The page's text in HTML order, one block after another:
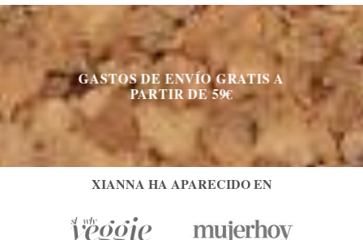
GASTOS DE ENVÍO GRATIS A
PARTIR DE 59€
XIANNA HA APARECIDO EN